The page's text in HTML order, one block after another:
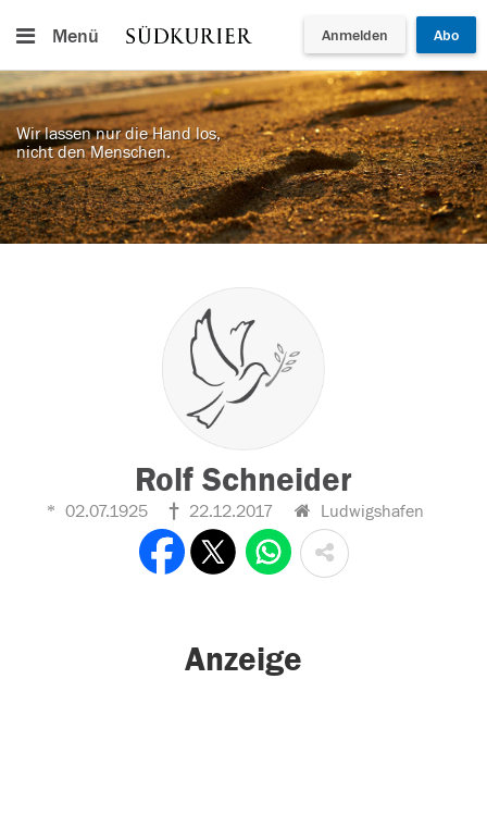
Menü Anmelden Abo
Wir lassen nur die Hand los,
nicht den Menschen.
Rolf Schneider
02.07.1925 22.12.2017 Ludwigshafen
Anzeige